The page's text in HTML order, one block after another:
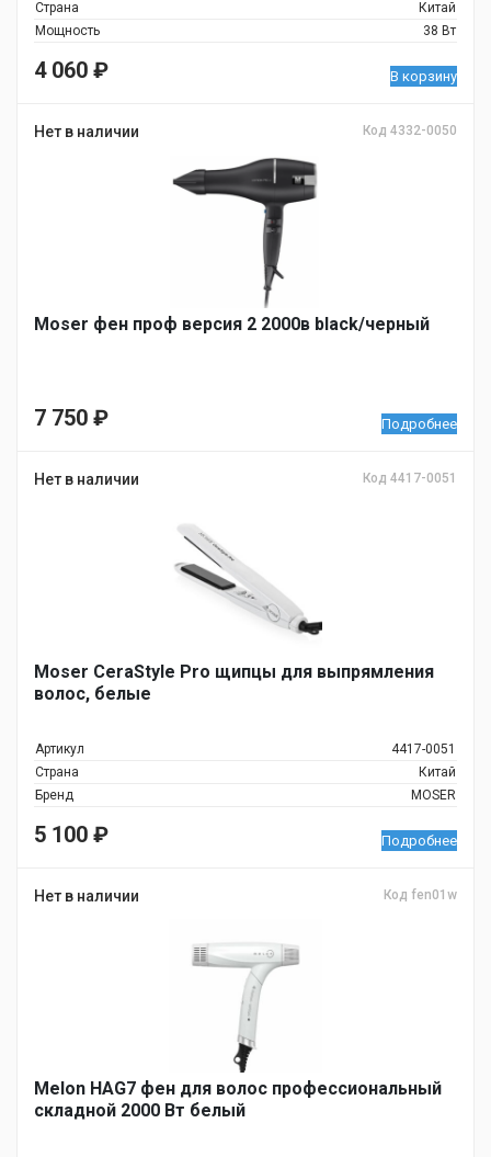
Страна
Китай
Мощность
38 Вт
4 060 ₽ В корзину
Нет в наличии Код 4332-0050
Moser фен проф версия 2 2000в black/черный
7 750 ₽ Подробнее
Нет в наличии Код 4417-0051
Moser CeraStyle Pro щипцы для выпрямления
волос, белые
Артикул
4417-0051
Страна
Китай
Бренд
MOSER
5 100 ₽ Подробнее
Нет в наличии Код fen01w
Melon HAG7 фен для волос профессиональный
складной 2000 Вт белый